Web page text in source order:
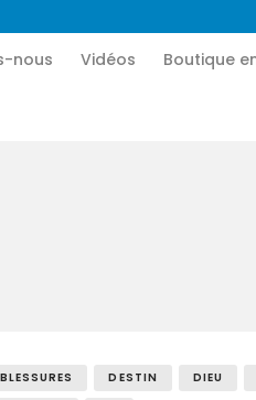
nous Vidéos Boutique
BLESSURES DESTIN DIEU